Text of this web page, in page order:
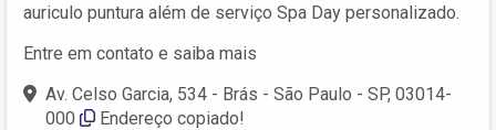
auriculo puntura além de serviço Spa Day personalizado.
Entre em contato e saiba mais
Av. Celso Garcia, 534 - Brás - São Paulo - SP, 03014-
000
Endereço copiado!